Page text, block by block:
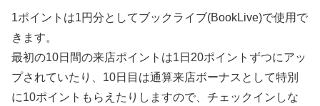
1ポイントは1円分としてブックライブ(BookLive)で使用で
きます。
最初の10日間の来店ポイントは1日20ポイントずつにアッ
プされていたり、10日目は通算来店ボーナスとして特別
に10ポイントもらえたりしますので、チェックインしな